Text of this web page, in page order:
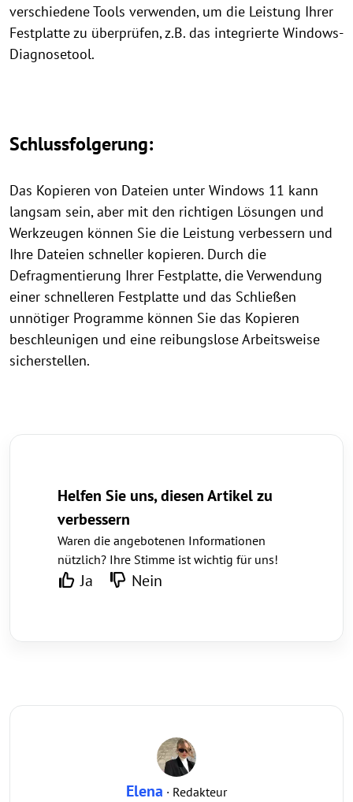
verschiedene Tools verwenden, um die Leistung Ihrer
Festplatte zu überprüfen, z.B. das integrierte Windows-
Diagnosetool.
Schlussfolgerung:
Das Kopieren von Dateien unter Windows 11 kann
langsam sein, aber mit den richtigen Lösungen und
Werkzeugen können Sie die Leistung verbessern und
Ihre Dateien schneller kopieren. Durch die
Defragmentierung Ihrer Festplatte, die Verwendung
einer schnelleren Festplatte und das Schließen
unnötiger Programme können Sie das Kopieren
beschleunigen und eine reibungslose Arbeitsweise
sicherstellen.
Helfen Sie uns, diesen Artikel zu
verbessern
Waren die angebotenen Informationen
nützlich? Ihre Stimme ist wichtig für uns!
Ja Nein
Elena · Redakteur